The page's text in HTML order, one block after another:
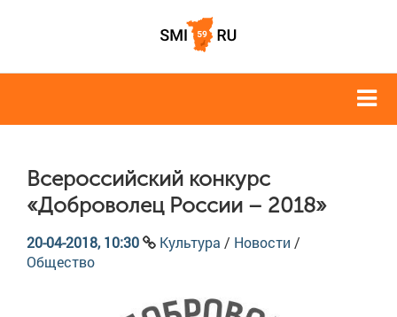
Всероссийский конкурс
«Доброволец России – 2018»
20-04-2018, 10:30 Культура / Новости /
Общество